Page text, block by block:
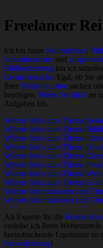
Freelancer
Ich bin freier Reinzeichner,
Industriemeisterund
Bildbearbeitung bin ich
Kreativretusche. Egal, ob Sie
Ihrer Postproduction suchen
benötigen. Rufen Sie mich an
Aufgaben bin.
Weitere Infos zum Thema
Weitere Infos zum Thema
Weitere Infos zum Thema
Weitere Infos zum Thema
Weitere Infos zum Thema
Weitere Infos zum Thema
Weitere Infos zum Thema
Weitere Infos zum Thema
Weitere Informationen zum
Weitere Informationen zum
Als Experte für die
verleihe ich Ihren
beeindruckende Ergebnisse zu
Reinzeichnung!